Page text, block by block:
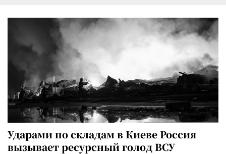
Ударами по складам в Киеве Россия
вызывает ресурсный голод ВСУ